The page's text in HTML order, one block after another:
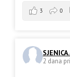
3 0
2 dana